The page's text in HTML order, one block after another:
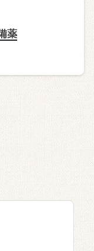
薬